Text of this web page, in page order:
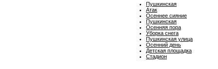
Пушкинская
Атак
Осеннее сияние
Пушкинская
Осенняя пора
Уборка снега
Пушкинская улица
Осенний день
Детская площадка
Стадион